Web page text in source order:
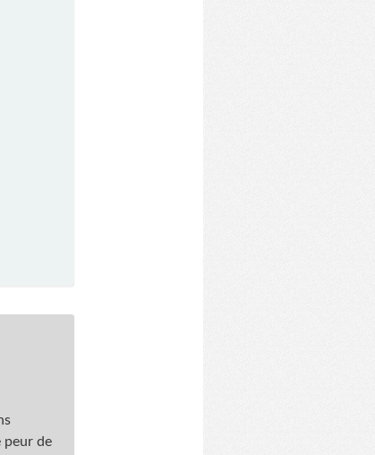
peur de